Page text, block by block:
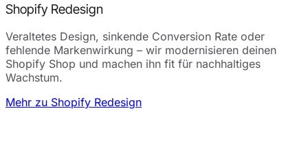
Shopify Redesign
Veraltetes Design, sinkende Conversion Rate oder
fehlende Markenwirkung – wir modernisieren deinen
Shopify Shop und machen ihn fit für nachhaltiges
Wachstum.
Mehr zu Shopify Redesign